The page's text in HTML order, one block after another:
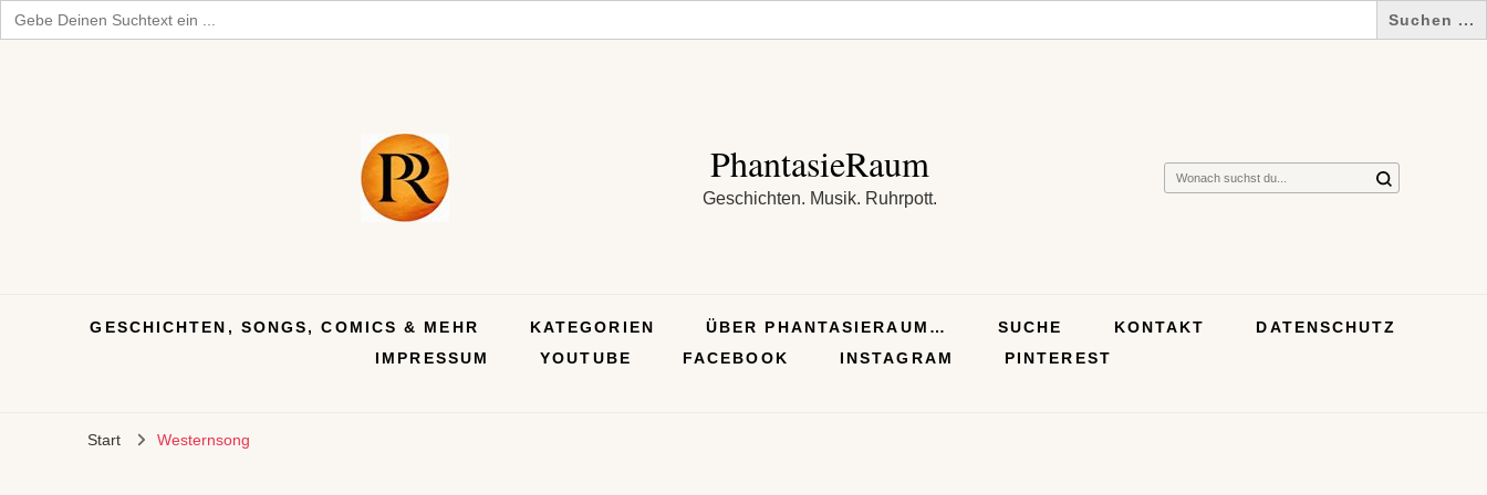
Search
for:
PhantasieRaum
Geschichten. Musik. Ruhrpott.
Suchst
GESCHICHTEN, SONGS, COMICS & MEHR KATEGORIEN ÜBER PHANTASIERAUM… SUCHE KONTAKT
DATENSCHUTZ
IMPRESSUM
YOUTUBE FACEBOOK INSTAGRAM PINTEREST
Start Westernsong